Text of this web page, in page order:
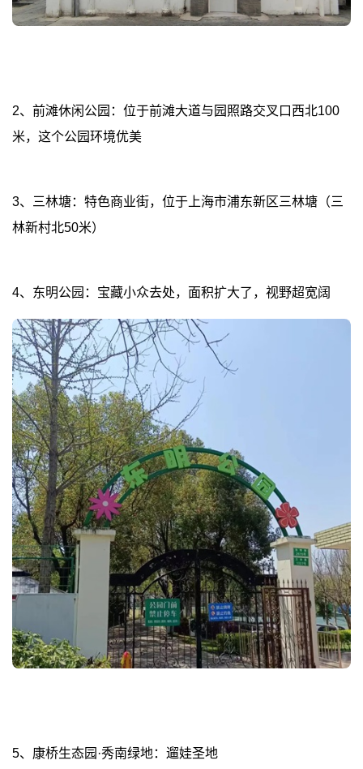
2、前滩休闲公园：位于前滩大道与园照路交叉口西北100
米，这个公园环境优美
3、三林塘：特色商业街，位于上海市浦东新区三林塘（三
林新村北50米）
4、东明公园：宝藏小众去处，面积扩大了，视野超宽阔
5、康桥生态园·秀南绿地：遛娃圣地